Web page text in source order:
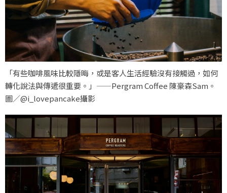
「有些咖啡風味比較隱晦，或是客人生活經驗沒有接觸過，如何
轉化說法與傳遞很重要。」——Pergram Coffee 陳豪森Sam。
圖／@i_lovepancake攝影